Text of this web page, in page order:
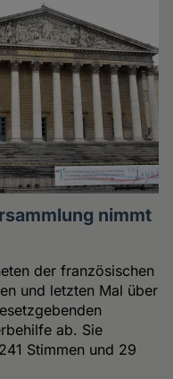
nimmt
der französischen
und letzten Mal über
ab. Sie
Stimmen und 29